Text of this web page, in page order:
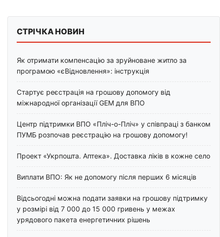
СТРІЧКА НОВИН
Як отримати компенсацію за зруйноване житло за
програмою «єВідновлення»: інструкція
Стартує реєстрація на грошову допомогу від
міжнародної організації GEM для ВПО
Центр підтримки ВПО «Пліч-о-Пліч» у співпраці з банком
ПУМБ розпочав реєстрацію на грошову допомогу!
Проект «Укрпошта. Аптека». Доставка ліків в кожне село
Виплати ВПО: Як не допомогу після перших 6 місяців
Відсьогодні можна подати заявки на грошову підтримку
у розмірі від 7 000 до 15 000 гривень у межах
урядового пакета енергетичних рішень